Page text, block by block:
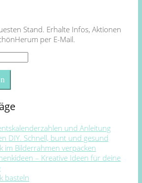
Stand. Erhalte Infos, Aktionen
per E-Mail.
und Anleitung
DIY. Schnell, bunt und gesund
im Bilderrahmen verpacken
– Kreative Ideen für deine
basteln